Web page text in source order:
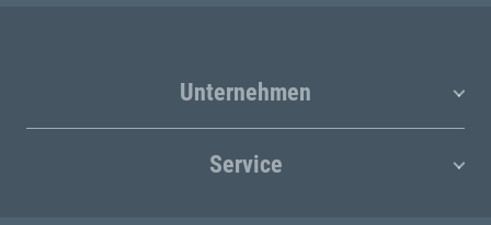
Unternehmen
Service